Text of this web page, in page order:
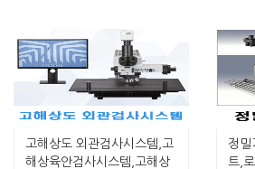
고해상도 외관검사시스템,고
해상육안검사시스템,고해상
정밀
트,